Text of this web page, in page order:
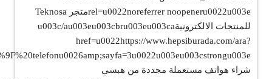
rel=u0022noreferrer noopeneru0022u003eمتجر Teknosa
للمنتجات الالكترونيةu003c/au003eu003cbru003eu003ca
href=u0022https://www.hepsiburada.com/ara?
شراء هواتف مستعملة مجددة من هبسي